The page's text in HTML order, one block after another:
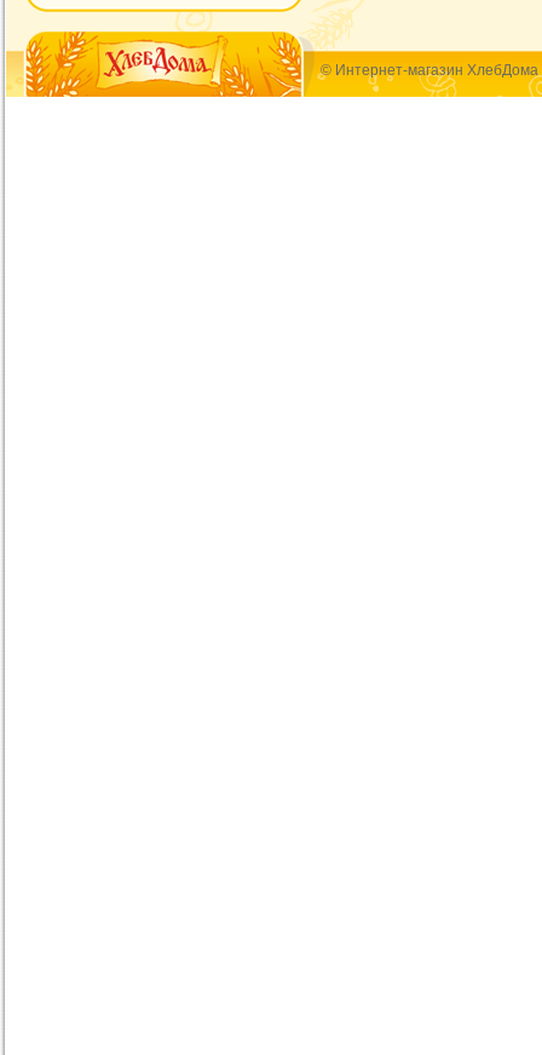
© Интернет-магазин ХлебДома